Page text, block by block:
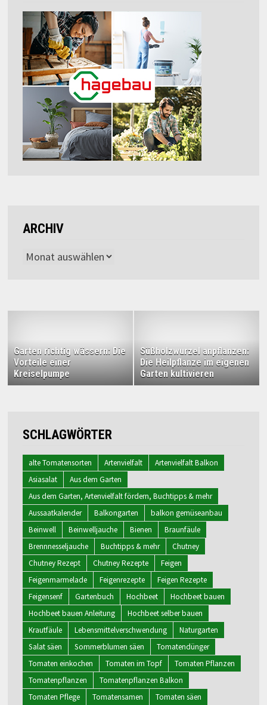
ARCHIV
Archiv
Garten richtig wässern: Die
Vorteile einer
Kreiselpumpe
Süßholzwurzel anpflanzen:
Die Heilpflanze im eigenen
Garten kultivieren
SCHLAGWÖRTER
alte Tomatensorten Artenvielfalt
Artenvielfalt Balkon
Asiasalat
Aus dem Garten
Aus dem Garten, Artenvielfalt fördern, Buchtipps & mehr
Aussaatkalender
Balkongarten
balkon gemüseanbau
Beinwell
Beinwelljauche Bienen
Braunfäule
Brennnesseljauche
Buchtipps & mehr
Chutney
Chutney Rezept
Chutney Rezepte
Feigen
Feigenmarmelade
Feigenrezepte
Feigen Rezepte
Feigensenf
Gartenbuch Hochbeet
Hochbeet bauen
Hochbeet bauen Anleitung
Hochbeet selber bauen
Krautfäule
Lebensmittelverschwendung
Naturgarten
Salat säen
Sommerblumen säen
Tomatendünger
Tomaten einkochen
Tomaten im Topf
Tomaten Pflanzen
Tomatenpflanzen
Tomatenpflanzen Balkon
Tomaten Pflege
Tomatensamen Tomaten säen